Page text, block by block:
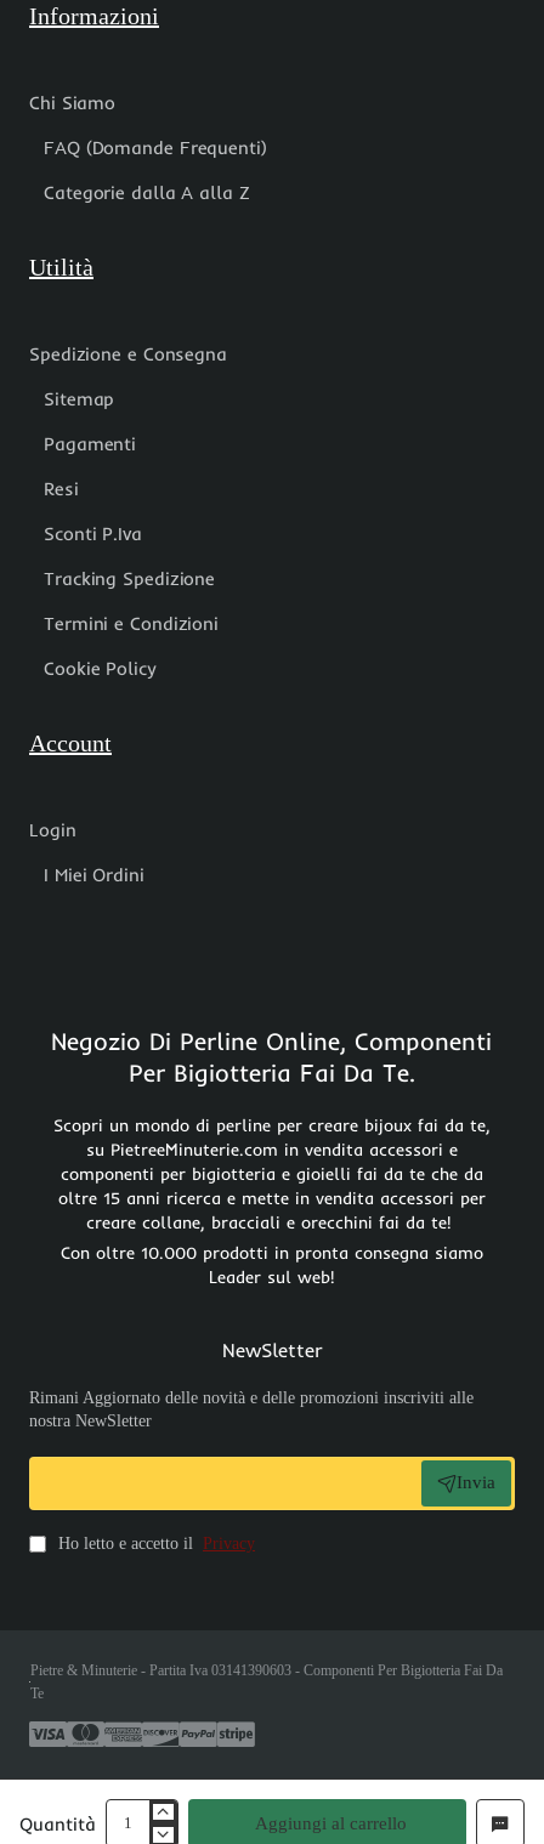
Quantità Aggiungi al carrello
Informazioni
Chi Siamo
FAQ (Domande Frequenti)
Categorie dalla A alla Z
Utilità
Spedizione e Consegna
Sitemap
Pagamenti
Resi
Sconti P.Iva
Tracking Spedizione
Termini e Condizioni
Cookie Policy
Account
Login
I Miei Ordini
Negozio Di Perline Online, Componenti
Per Bigiotteria Fai Da Te.
Scopri un mondo di perline per creare bijoux fai da te,
su PietreeMinuterie.com in vendita accessori e
componenti per bigiotteria e gioielli fai da te che da
oltre 15 anni ricerca e mette in vendita accessori per
creare collane, bracciali e orecchini fai da te!
Con oltre 10.000 prodotti in pronta consegna siamo
Leader sul web!
NewSletter
Rimani Aggiornato delle novità e delle promozioni inscriviti alle
nostra NewSletter
Invia
Ho letto e accetto il Privacy
Pietre & Minuterie - Partita Iva 03141390603 - Componenti Per Bigiotteria Fai Da
Te